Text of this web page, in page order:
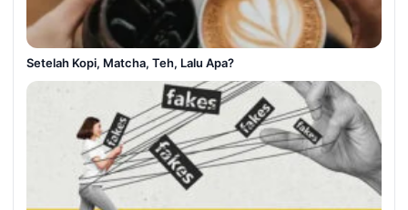
Setelah Kopi, Matcha, Teh, Lalu Apa?